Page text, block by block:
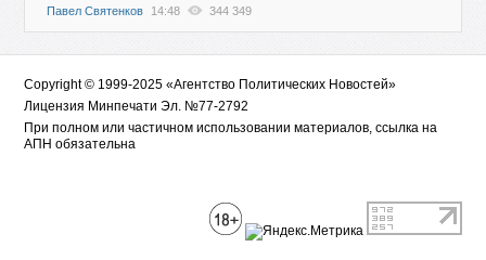
Павел Святенков 14:48 344 349
Copyright © 1999-2025 «Агентство Политических Новостей»
Лицензия Минпечати Эл. №77-2792
При полном или частичном использовании материалов, ссылка на
АПН обязательна